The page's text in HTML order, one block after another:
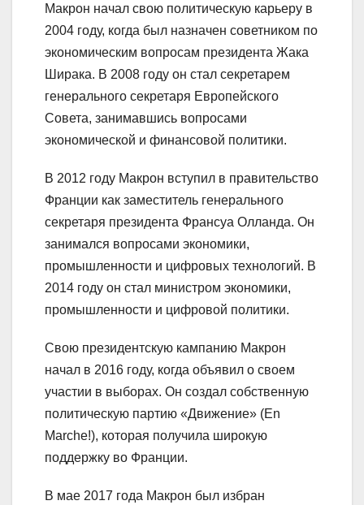
Макрон начал свою политическую карьеру в
2004 году, когда был назначен советником по
экономическим вопросам президента Жака
Ширака. В 2008 году он стал секретарем
генерального секретаря Европейского
Совета, занимавшись вопросами
экономической и финансовой политики.
В 2012 году Макрон вступил в правительство
Франции как заместитель генерального
секретаря президента Франсуа Олланда. Он
занимался вопросами экономики,
промышленности и цифровых технологий. В
2014 году он стал министром экономики,
промышленности и цифровой политики.
Свою президентскую кампанию Макрон
начал в 2016 году, когда объявил о своем
участии в выборах. Он создал собственную
политическую партию «Движение» (En
Marche!), которая получила широкую
поддержку во Франции.
В мае 2017 года Макрон был избран